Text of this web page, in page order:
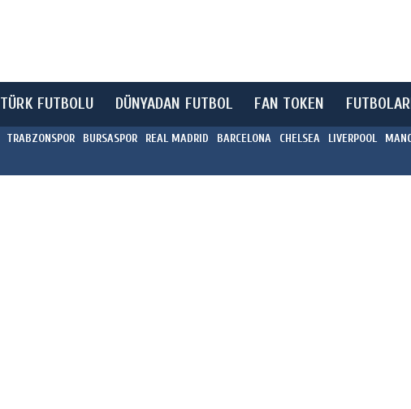
TÜRK FUTBOLU DÜNYADAN FUTBOL FAN TOKEN
TRABZONSPOR BURSASPOR REAL MADRID BARCELONA CHELSEA LIVERPOOL